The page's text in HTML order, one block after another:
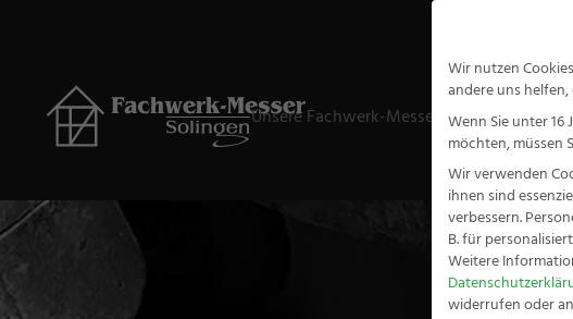
Unsere Fachwerk-Messer
Wir nutzen
andere uns
Wenn Sie unter
möchten, müssen
Wir verwenden
ihnen sind
verbessern.
B. für
Weitere
widerrufen oder